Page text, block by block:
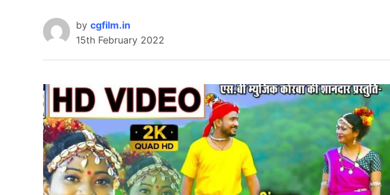
by cgfilm.in
15th February 2022